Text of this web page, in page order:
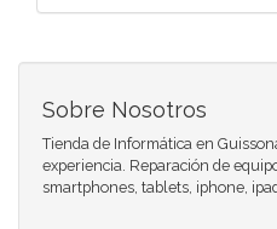
Sobre Nosotros
Tienda de Informática en
experiencia. Reparación de
smartphones, tablets, iphone, ipad